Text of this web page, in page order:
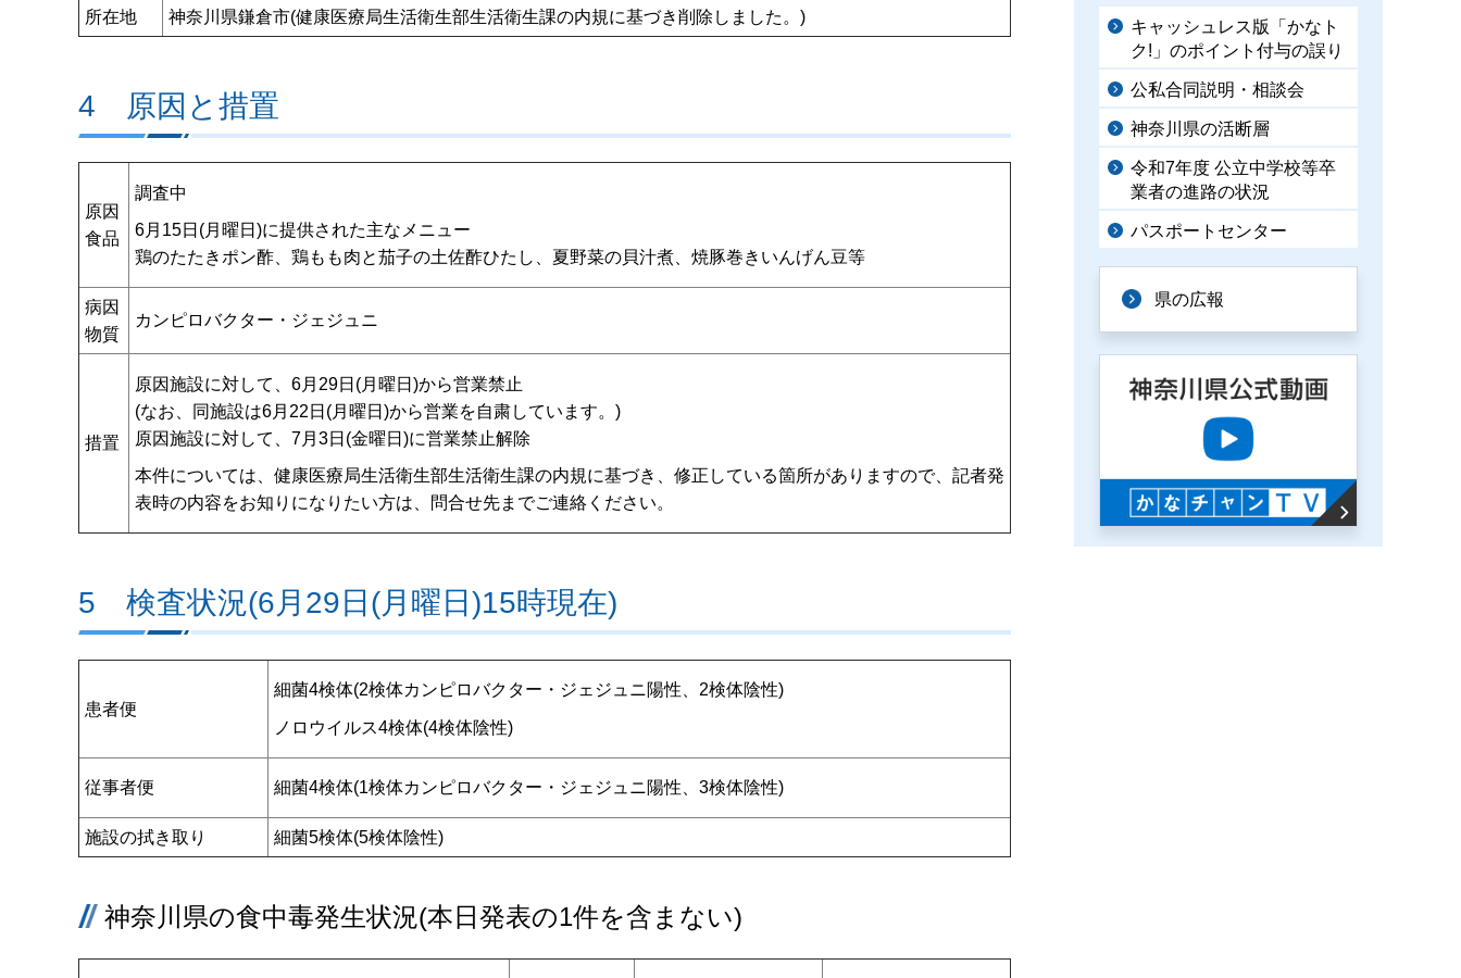
所在地 神奈川県鎌倉市(健康医療局生活衛生部生活衛生課の内規に基づき削除しました。)
4 原因と措置
原因
食品
調査中
6月15日(月曜日)に提供された主なメニュー
鶏のたたきポン酢、鶏もも肉と茄子の土佐酢ひたし、夏野菜の貝汁煮、焼豚巻きいんげん豆等
病因
物質
カンピロバクター・ジェジュニ
措置
原因施設に対して、6月29日(月曜日)から営業禁止
(なお、同施設は6月22日(月曜日)から営業を自粛しています。)
原因施設に対して、7月3日(金曜日)に営業禁止解除
本件については、健康医療局生活衛生部生活衛生課の内規に基づき、修正している箇所がありますので、記者発
表時の内容をお知りになりたい方は、問合せ先までご連絡ください。
5 検査状況(6月29日(月曜日)15時現在)
患者便
細菌4検体(2検体カンピロバクター・ジェジュニ陽性、2検体陰性)
ノロウイルス4検体(4検体陰性)
従事者便 細菌4検体(1検体カンピロバクター・ジェジュニ陽性、3検体陰性)
施設の拭き取り 細菌5検体(5検体陰性)
神奈川県の食中毒発生状況(本日発表の1件を含まない)
キャッシュレス版「かなト
ク!」のポイント付与の誤り
公私合同説明・相談会
神奈川県の活断層
令和7年度 公立中学校等卒
業者の進路の状況
パスポートセンター
県の広報